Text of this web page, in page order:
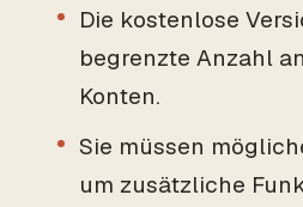
Die kostenlose
begrenzte Anzahl
Konten.
Sie müssen
um zusätzliche